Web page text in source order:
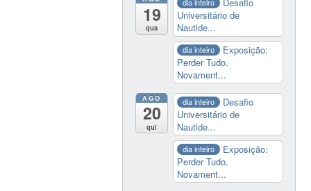
19
qua
dia inteiro
Universitário de
Nautide...
dia inteiro
Exposição:
Perder Tudo.
Novament...
AGO
20
qui
dia inteiro
Desafio
Universitário de
Nautide...
dia inteiro
Exposição:
Perder Tudo.
Novament...